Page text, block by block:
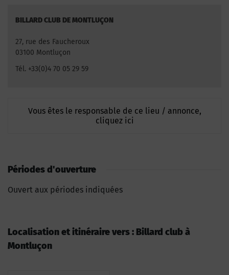
BILLARD CLUB DE MONTLUÇON
27, rue des Faucheroux
03100 Montluçon
Tél. +33(0)4 70 05 29 59
Vous êtes le responsable de ce lieu / annonce,
cliquez ici
Périodes d'ouverture
Ouvert aux périodes indiquées
Localisation et itinéraire vers : Billard club à
Montluçon